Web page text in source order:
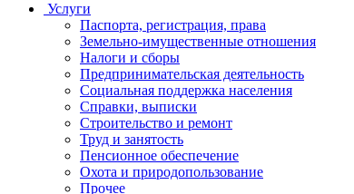
Услуги
Паспорта, регистрация, права
Земельно-имущественные отношения
Налоги и сборы
Предпринимательская деятельность
Социальная поддержка населения
Справки, выписки
Строительство и ремонт
Труд и занятость
Пенсионное обеспечение
Охота и природопользование
Прочее